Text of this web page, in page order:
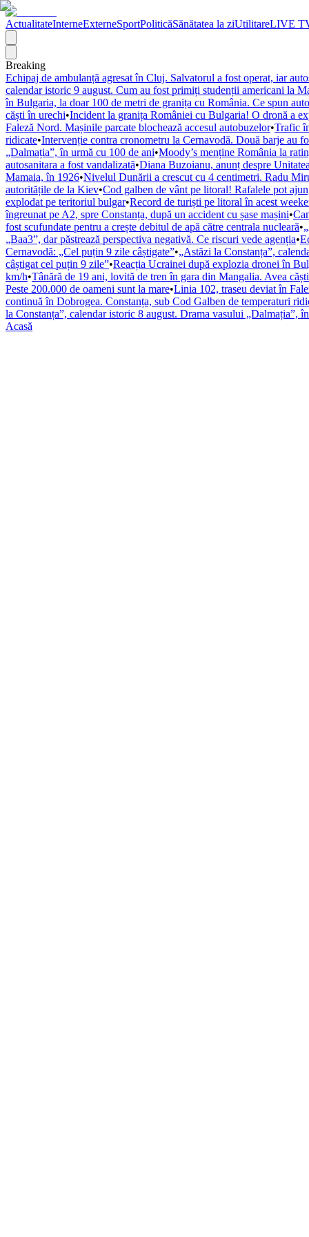
ActualitateInterneExterneSportPoliticăSănătatea la ziUtilitareLIVE
Breaking
Echipaj de ambulanță agresat în Cluj. Salvatorul a fost operat, iar
calendar istoric 9 august. Cum au fost primiți studenții americani la
în Bulgaria, la doar 100 de metri de granița cu România. Ce spun
căști în urechi•Incident la granița României cu Bulgaria! O dronă a
Faleză Nord. Mașinile parcate blochează accesul autobuzelor•Trafic
ridicate•Intervenție contra cronometru la Cernavodă. Două barje au
„Dalmația”, în urmă cu 100 de ani•Moody’s menține România la
autosanitara a fost vandalizată•Diana Buzoianu, anunț despre
Mamaia, în 1926•Nivelul Dunării a crescut cu 4 centimetri. Radu
autoritățile de la Kiev•Cod galben de vânt pe litoral! Rafalele pot
explodat pe teritoriul bulgar•Record de turiști pe litoral în acest
îngreunat pe A2, spre Constanța, după un accident cu șase mașini•
fost scufundate pentru a crește debitul de apă către centrala nucleară•
„Baa3”, dar păstrează perspectiva negativă. Ce riscuri vede agenția•
Cernavodă: „Cel puțin 9 zile câștigate”•„Astăzi la Constanța”,
câștigat cel puțin 9 zile”•Reacția Ucrainei după explozia dronei în
km/h•Tânără de 19 ani, lovită de tren în gara din Mangalia. Avea
Peste 200.000 de oameni sunt la mare•Linia 102, traseu deviat în
continuă în Dobrogea. Constanța, sub Cod Galben de temperaturi
la Constanța”, calendar istoric 8 august. Drama vasului „Dalmația”,
Acasă